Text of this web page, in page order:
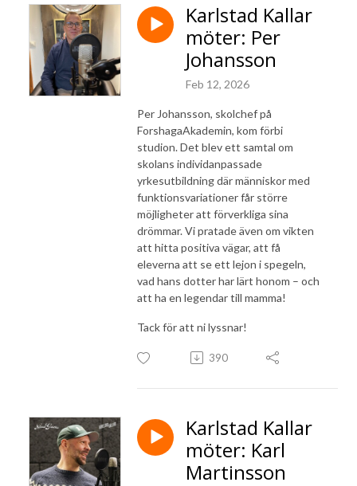
Karlstad Kallar
möter: Per
Johansson
Feb 12, 2026
Per Johansson, skolchef på
ForshagaAkademin, kom förbi
studion. Det blev ett samtal om
skolans individanpassade
yrkesutbildning där människor med
funktionsvariationer får större
möjligheter att förverkliga sina
drömmar. Vi pratade även om vikten
att hitta positiva vägar, att få
eleverna att se ett lejon i spegeln,
vad hans dotter har lärt honom – och
att ha en legendar till mamma!
Tack för att ni lyssnar!
390
Karlstad Kallar
möter: Karl
Martinsson